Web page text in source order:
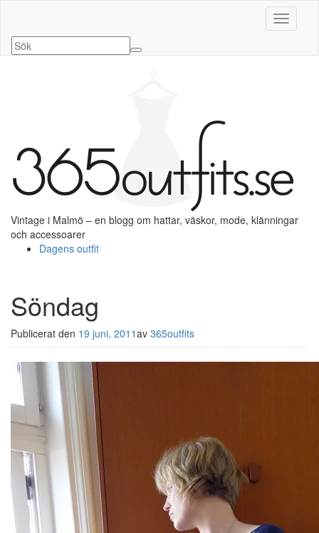
Slå på/
Vintage i Malmö – en blogg om hattar, väskor, mode, klänningar
och accessoarer
Dagens outfit
Söndag
Publicerat den 19 juni, 2011av 365outfits